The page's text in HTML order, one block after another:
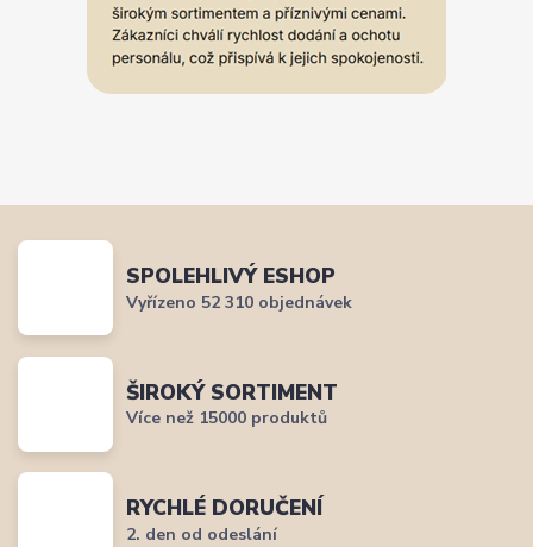
SPOLEHLIVÝ ESHOP
Vyřízeno 52 310 objednávek
ŠIROKÝ SORTIMENT
Více než 15000 produktů
RYCHLÉ DORUČENÍ
2. den od odeslání